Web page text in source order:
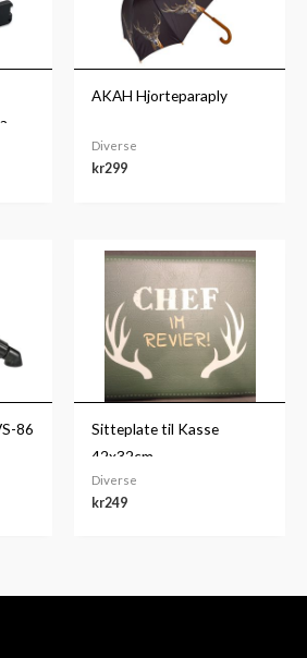
AKAH Hjorteparaply
Diverse
kr299
86
Sitteplate til Kasse
42x32cm
Diverse
kr249